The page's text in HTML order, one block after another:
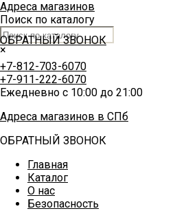
Адреса магазинов
Поиск по каталогу
×
ОБРАТНЫЙ ЗВОНОК
+7-812-703-6070
+7-911-222-6070
Ежедневно с 10:00 до 21:00
Адреса магазинов в СПб
ОБРАТНЫЙ ЗВОНОК
Главная
Каталог
О нас
Безопасность